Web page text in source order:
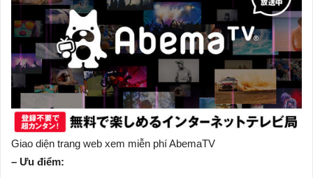
Giao diện trang web xem miễn phí AbemaTV
– Ưu điểm: